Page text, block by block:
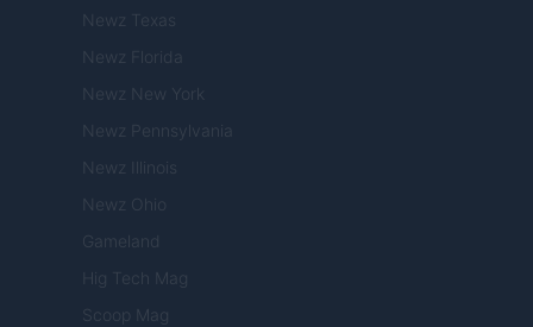
Newz Texas
Newz Florida
Newz New York
Newz Pennsylvania
Newz Illinois
Newz Ohio
Gameland
Hig Tech Mag
Scoop Mag